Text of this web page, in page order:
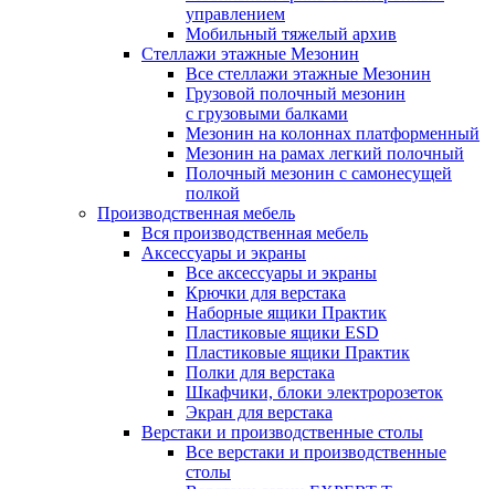
управлением
Мобильный тяжелый архив
Стеллажи этажные Мезонин
Все стеллажи этажные Мезонин
Грузовой полочный мезонин
с грузовыми балками
Мезонин на колоннах платформенный
Мезонин на рамах легкий полочный
Полочный мезонин с самонесущей
полкой
Производственная мебель
Вся производственная мебель
Аксессуары и экраны
Все аксессуары и экраны
Крючки для верстака
Наборные ящики Практик
Пластиковые ящики ESD
Пластиковые ящики Практик
Полки для верстака
Шкафчики, блоки электророзеток
Экран для верстака
Верстаки и производственные столы
Все верстаки и производственные
столы